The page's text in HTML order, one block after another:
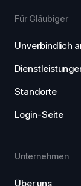
Für Gläubiger
Unverbindlich
Standorte
Login-Seite
Unternehmen
Über uns